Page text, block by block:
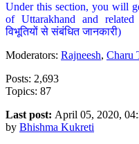
Under this section, you will
of Uttarakhand and related
विभूतियों से संबंधित जानकारी)
Moderators: Rajneesh, Charu
Posts: 2,693
Topics: 87
Last post: April 05, 2020,
by Bhishma Kukreti